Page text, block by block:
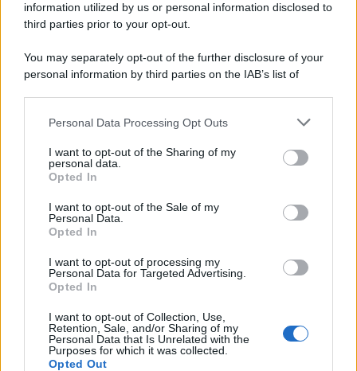
information utilized by us or personal information disclosed to
third parties prior to your opt-out.
You may separately opt-out of the further disclosure of your
personal information by third parties on the IAB’s list of
This information may also be disclosed by us to third parties
disclose it to other third parties.
Please note that this website/app uses one or more Google
services and may gather and store information including but
not limited to your visit or usage behaviour. You may click to
grant or deny consent to Google and its third-party tags to
consent section.
Personal Data Processing Opt Outs
I want to opt-out of the Sharing of my
personal data.
Opted In
I want to opt-out of the Sale of my
Personal Data.
Opted In
I want to opt-out of processing my
Personal Data for Targeted Advertising.
Opted In
I want to opt-out of Collection, Use,
Retention, Sale, and/or Sharing of my
Personal Data that Is Unrelated with the
Purposes for which it was collected.
Opted Out
FRASI
Frasi celebri
Frasi da condividere
Poesie